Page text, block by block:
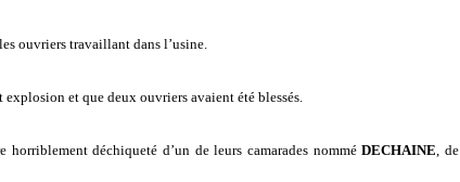
ouvriers travaillant dans l’usine.
et que deux ouvriers avaient été blessés.
horriblement déchiqueté d’un de leurs camarades nomméDECHAINE, de